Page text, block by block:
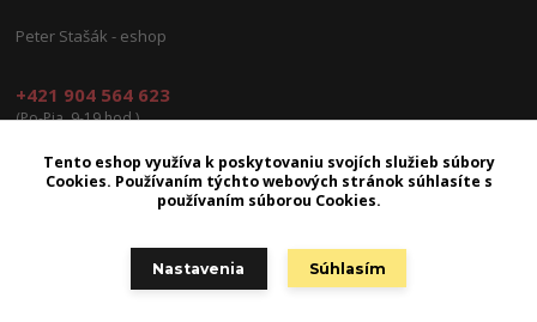
Peter Stašák - eshop
+421 904 564 623
(Po-Pia, 9-19 hod.)
info@peterproduction.sk
Tento eshop využíva k poskytovaniu svojích služieb súbory
Cookies. Používaním týchto webových stránok súhlasíte s
používaním súborou Cookies.
Nastavenia Súhlasím